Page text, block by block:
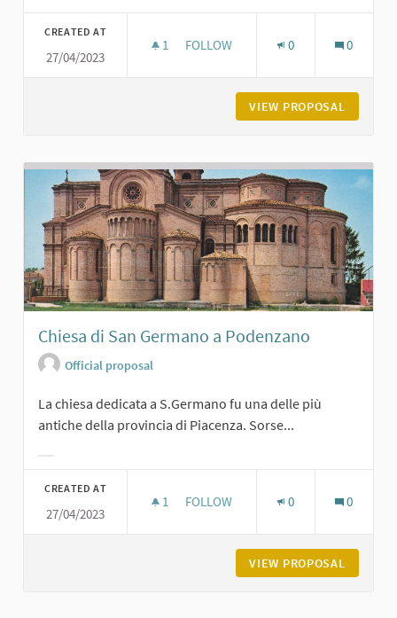
CREATED AT
27/04/2023
1 1 FOLLOWER
FOLLOW 0 0
VIEW PROPOSAL
Chiesa di San Germano a Podenzano
Official proposal
La chiesa dedicata a S.Germano fu una delle più
antiche della provincia di Piacenza. Sorse...
CREATED AT
27/04/2023
1 1 FOLLOWER
FOLLOW 0 0
VIEW PROPOSAL